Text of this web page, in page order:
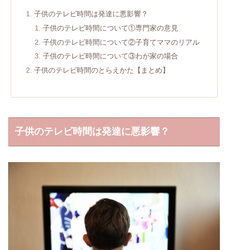
子供のテレビ時間は発達に悪影響？
子供のテレビ時間について①専門家の意見
子供のテレビ時間について②子育てママのリアル
子供のテレビ時間について③わが家の場合
子供のテレビ時間のとらえかた【まとめ】
子供のテレビ時間は発達に悪影響？